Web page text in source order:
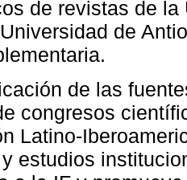
de revistas de
de
de las
congresos
Latino-
estudios